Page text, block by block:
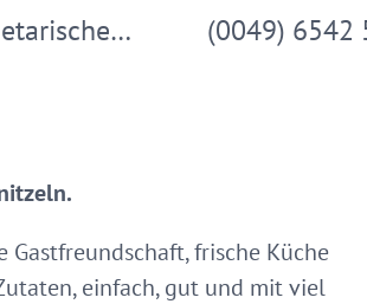
(0049) 6542
frische Küche
einfach, gut und mit viel